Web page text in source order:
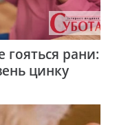
гояться рани:
цинку